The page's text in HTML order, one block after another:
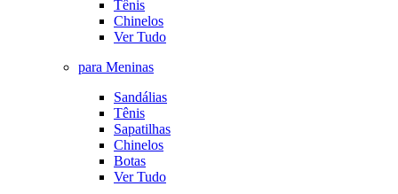
Tênis
Chinelos
Ver Tudo
para Meninas
Sandálias
Tênis
Sapatilhas
Chinelos
Botas
Ver Tudo